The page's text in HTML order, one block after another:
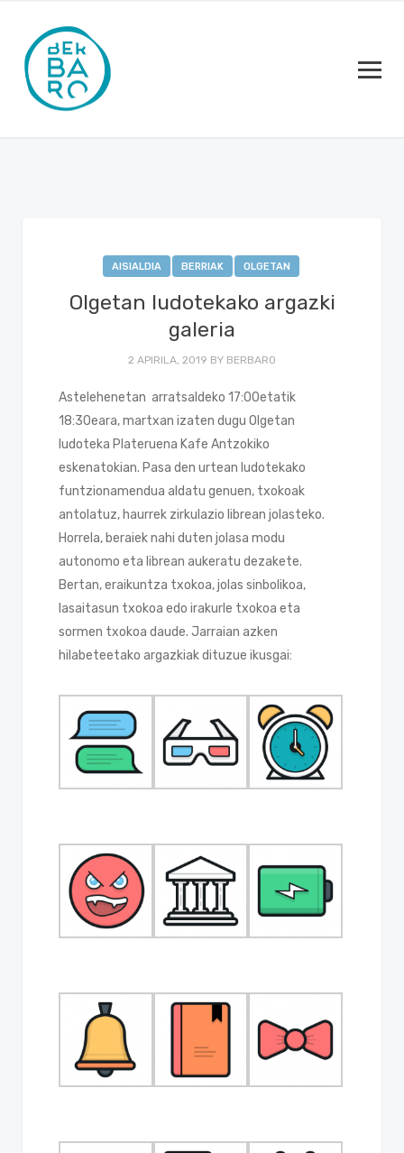
AISIALDIA BERRIAK OLGETAN
Olgetan ludotekako argazki
galeria
2 APIRILA, 2019 BY BERBARO
Astelehenetan arratsaldeko 17:00etatik
18:30eara, martxan izaten dugu Olgetan
ludoteka Plateruena Kafe Antzokiko
eskenatokian. Pasa den urtean ludotekako
funtzionamendua aldatu genuen, txokoak
antolatuz, haurrek zirkulazio librean jolasteko.
Horrela, beraiek nahi duten jolasa modu
autonomo eta librean aukeratu dezakete.
Bertan, eraikuntza txokoa, jolas sinbolikoa,
lasaitasun txokoa edo irakurle txokoa eta
sormen txokoa daude. Jarraian azken
hilabeteetako argazkiak dituzue ikusgai: